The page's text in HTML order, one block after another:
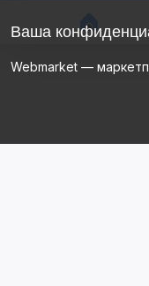
Ваша
Webmarket —